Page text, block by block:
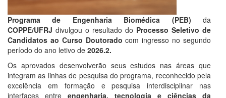
Programa de Engenharia Biomédica (PEB) da
COPPE/UFRJ divulgou o resultado do Processo Seletivo de
Candidatos ao Curso Doutorado com ingresso no segundo
período do ano letivo de 2026.2.
Os aprovados desenvolverão seus estudos nas áreas que
integram as linhas de pesquisa do programa, reconhecido pela
excelência em formação e pesquisa interdisciplinar nas
interfaces entre engenharia, tecnologia e ciências da